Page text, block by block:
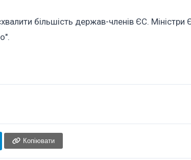
більшість держав-членів ЄС. Міністри
Копіювати